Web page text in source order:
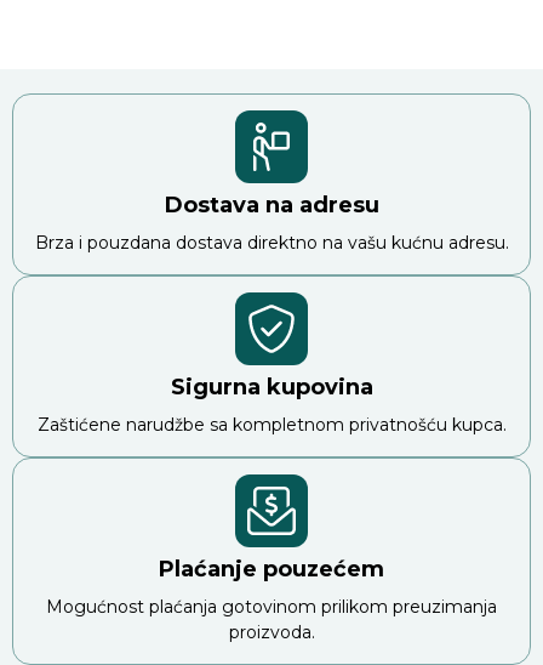
Dostava na adresu
Brza i pouzdana dostava direktno na vašu kućnu adresu.
Sigurna kupovina
Zaštićene narudžbe sa kompletnom privatnošću kupca.
Plaćanje pouzećem
Mogućnost plaćanja gotovinom prilikom preuzimanja
proizvoda.